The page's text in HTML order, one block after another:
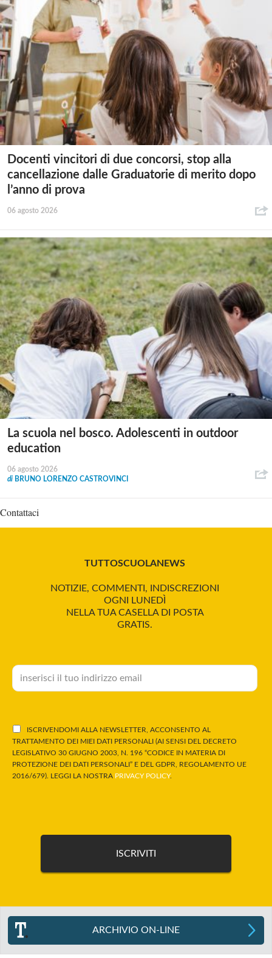
Docenti vincitori di due concorsi, stop alla
cancellazione dalle Graduatorie di merito dopo
l’anno di prova
06 agosto 2026
La scuola nel bosco. Adolescenti in outdoor
education
06 agosto 2026
di BRUNO LORENZO CASTROVINCI
Contattaci
TUTTOSCUOLANEWS
NOTIZIE, COMMENTI, INDISCREZIONI
OGNI LUNEDÌ
NELLA TUA CASELLA DI POSTA
GRATIS.
ISCRIVENDOMI ALLA NEWSLETTER, ACCONSENTO AL
TRATTAMENTO DEI MIEI DATI PERSONALI (AI SENSI DEL DECRETO
LEGISLATIVO 30 GIUGNO 2003, N. 196 “CODICE IN MATERIA DI
PROTEZIONE DEI DATI PERSONALI” E DEL GDPR, REGOLAMENTO UE
2016/679). LEGGI LA NOSTRA PRIVACY POLICY.
ARCHIVIO ON-LINE